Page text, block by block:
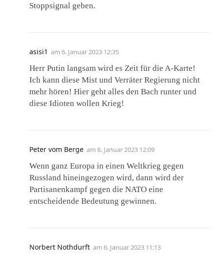
Stoppsignal geben.
asisi1 am 6. Januar 2023 12:35
Herr Putin langsam wird es Zeit für die A-Karte!
Ich kann diese Mist und Verräter Regierung nicht
mehr hören! Hier geht alles den Bach runter und
diese Idioten wollen Krieg!
Peter vom Berge am 6. Januar 2023 12:09
Wenn ganz Europa in einen Weltkrieg gegen
Russland hineingezogen wird, dann wird der
Partisanenkampf gegen die NATO eine
entscheidende Bedeutung gewinnen.
Norbert Nothdurft am 6. Januar 2023 11:13